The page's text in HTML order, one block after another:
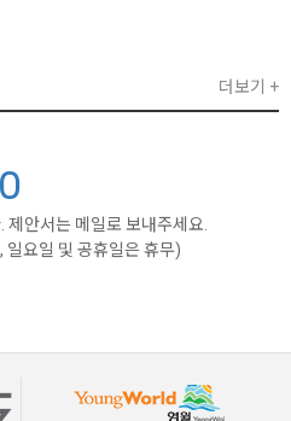
안서는 메일로 보내주세요.
요일 및 공휴일은 휴무)
더보기 +